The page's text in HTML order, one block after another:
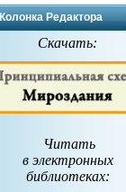
Колонка Редактора
Скачать:
Читать
в электронных
библиотеках: